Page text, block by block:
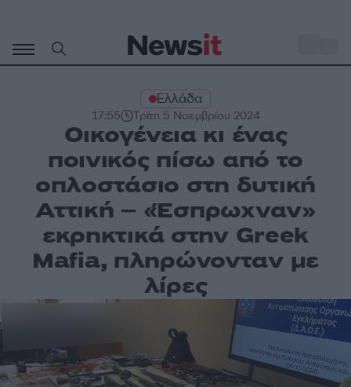
περιεχόμενο
Ελλάδα
17:55 Τρίτη 5 Νοεμβρίου 2024
Οικογένεια κι ένας
ποινικός πίσω από το
οπλοστάσιο στη δυτική
Αττική – «Έσπρωχναν»
εκρηκτικά στην Greek
Mafia, πληρώνονταν με
λίρες